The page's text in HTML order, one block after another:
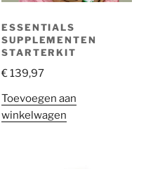
ESSENTIALS
SUPPLEMENTEN
STARTERKIT
€139,97
Toevoegen aan
winkelwagen